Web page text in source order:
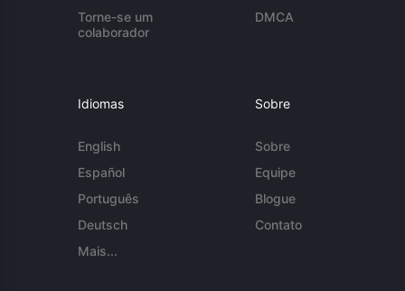
Torne-se um
colaborador
DMCA
Idiomas
English
Español
Português
Deutsch
Mais...
Sobre
Sobre
Equipe
Blogue
Contato